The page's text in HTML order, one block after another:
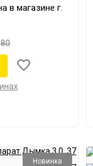
в магазине г.
Новинка